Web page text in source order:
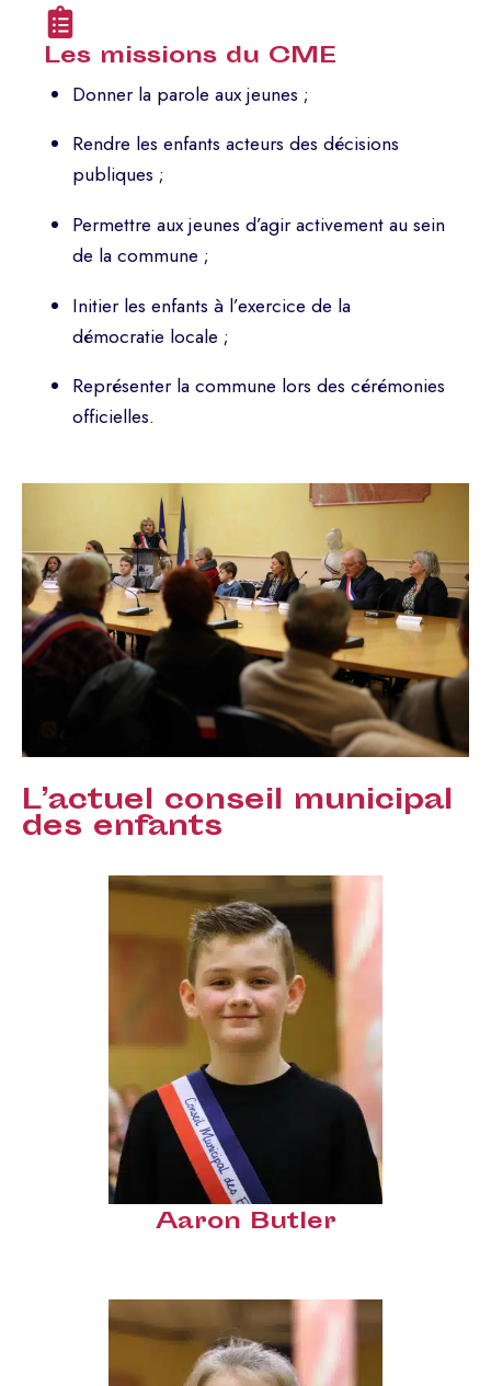
Les missions du CME
Donner la parole aux jeunes ;
Rendre les enfants acteurs des décisions
publiques ;
Permettre aux jeunes d’agir activement au sein
de la commune ;
Initier les enfants à l’exercice de la
démocratie locale ;
Représenter la commune lors des cérémonies
officielles.
L’actuel conseil municipal
des enfants
Aaron Butler